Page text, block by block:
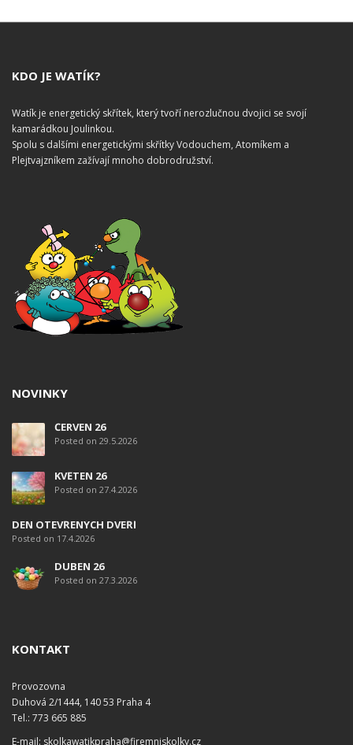
KDO JE WATÍK?
Watík je energetický skřítek, který tvoří nerozlučnou dvojici se svojí
kamarádkou Joulinkou.
Spolu s dalšími energetickými skřítky Vodouchem, Atomíkem a
Plejtvajzníkem zažívají mnoho dobrodružství.
NOVINKY
ČERVEN 26
Posted on 29.5.2026
KVĚTEN 26
Posted on 27.4.2026
DEN OTEVŘENÝCH DVEŘÍ
Posted on 17.4.2026
DUBEN 26
Posted on 27.3.2026
KONTAKT
Provozovna
Duhová 2/1444, 140 53 Praha 4
Tel.: 773 665 885
E-mail: skolkawatikpraha@firemniskolky.cz